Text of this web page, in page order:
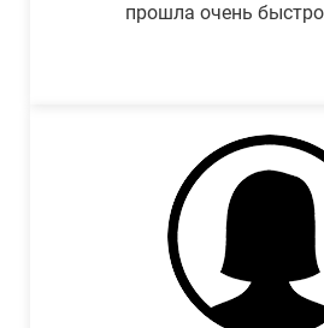
прошла очень